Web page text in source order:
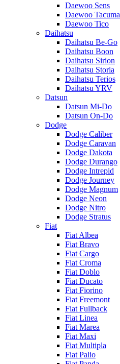
Daewoo Sens
Daewoo Tacuma
Daewoo Tico
Daihatsu
Daihatsu Be-Go
Daihatsu Boon
Daihatsu Sirion
Daihatsu Storia
Daihatsu Terios
Daihatsu YRV
Datsun
Datsun Mi-Do
Datsun On-Do
Dodge
Dodge Caliber
Dodge Caravan
Dodge Dakota
Dodge Durango
Dodge Intrepid
Dodge Journey
Dodge Magnum
Dodge Neon
Dodge Nitro
Dodge Stratus
Fiat
Fiat Albea
Fiat Bravo
Fiat Cargo
Fiat Croma
Fiat Doblo
Fiat Ducato
Fiat Fiorino
Fiat Freemont
Fiat Fullback
Fiat Linea
Fiat Marea
Fiat Maxi
Fiat Multipla
Fiat Palio